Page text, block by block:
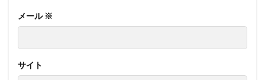
メール ※
サイト